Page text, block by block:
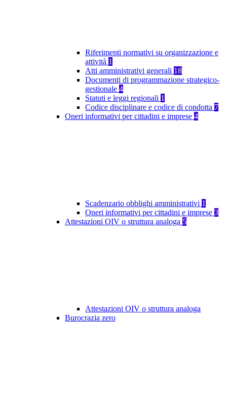
Riferimenti normativi su organizzazione e
attività 1
Atti amministrativi generali 18
Documenti di programmazione strategico-
gestionale 4
Statuti e leggi regionali 1
Codice disciplinare e codice di condotta 7
Oneri informativi per cittadini e imprese 4
Scadenzario obblighi amministrativi 1
Oneri informativi per cittadini e imprese 3
Attestazioni OIV o struttura analoga 5
Attestazioni OIV o struttura analoga
Burocrazia zero